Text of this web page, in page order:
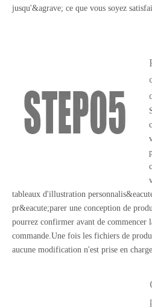
jusqu'&agrave; ce que vous soyez
tableaux d'illustration
pr&eacute;parer une conception de
pourrez confirmer avant de commencer
commande.Une fois les fichiers de
aucune modification n'est prise en